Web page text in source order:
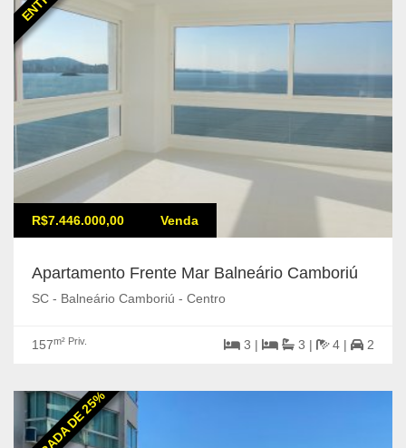
R$7.446.000,00 Venda
Apartamento Frente Mar Balneário Camboriú
SC - Balneário Camboriú - Centro
157m² Priv. 3 | 3 | 4 | 2